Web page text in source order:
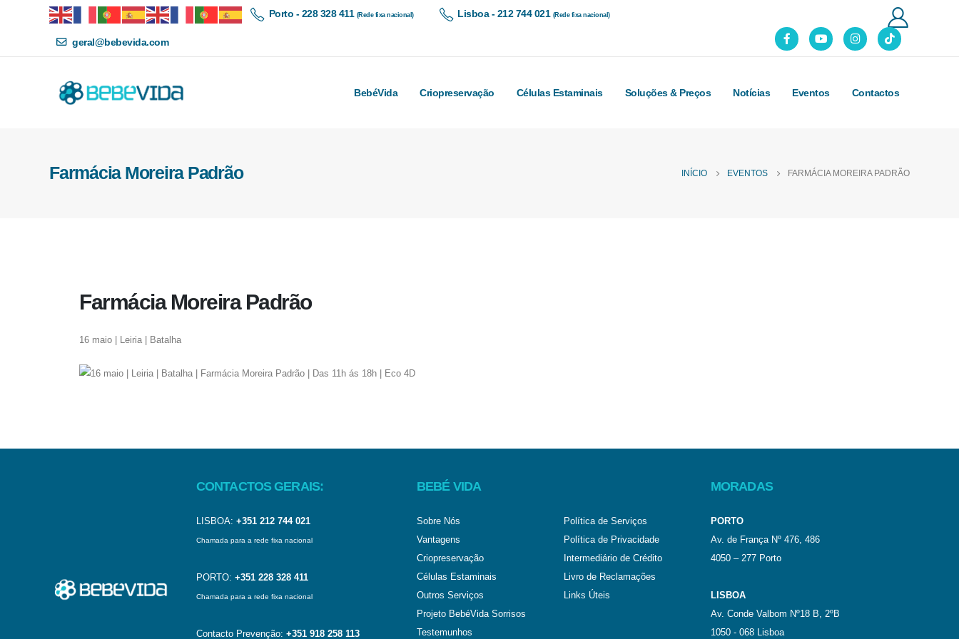
Porto - 228 328 411 (Rede fixa nacional) Lisboa - 212 744 021 (Rede fixa nacional)
geral@bebevida.com
BebéVida Criopreservação Células Estaminais Soluções & Preços Notícias Eventos Contactos
Farmácia Moreira Padrão INÍCIO EVENTOS FARMÁCIA MOREIRA PADRÃO
Farmácia Moreira Padrão
16 maio | Leiria | Batalha
CONTACTOS GERAIS:
LISBOA: +351 212 744 021
Chamada para a rede fixa nacional
PORTO: +351 228 328 411
Chamada para a rede fixa nacional
Contacto Prevenção: +351 918 258 113
BEBÉ VIDA
Sobre Nós
Vantagens
Criopreservação
Células Estaminais
Outros Serviços
Projeto BebéVida Sorrisos
Testemunhos
Política de Serviços
Política de Privacidade
Intermediário de Crédito
Livro de Reclamações
Links Úteis
MORADAS
PORTO
Av. de França Nº 476, 486
4050 – 277 Porto
LISBOA
Av. Conde Valbom Nº18 B, 2ºB
1050 - 068 Lisboa